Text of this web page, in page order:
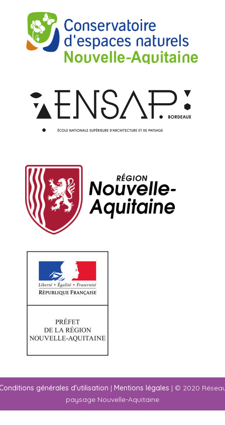
générales d'utilisation | Mentions légales | © 2020
paysage Nouvelle-Aquitaine